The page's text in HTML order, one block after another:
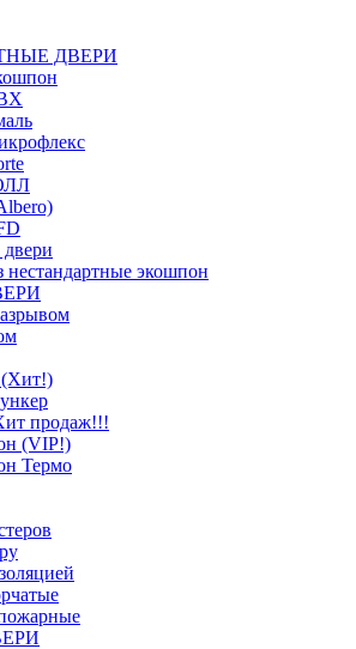
ДВЕРИ
нестандартные экошпон
(Хит!)
продаж!!!
(VIP!)
Термо